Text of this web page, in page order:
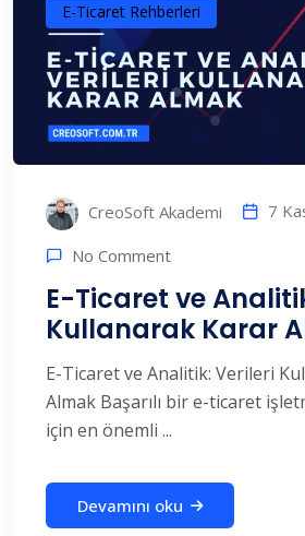
E-Ticaret Rehberleri
CreoSoft Akademi 7
No Comment
E-Ticaret ve
Kullanarak Karar
E-Ticaret ve Analitik: Verileri
Almak Başarılı bir e-ticaret
için en önemli ...
Devamını oku